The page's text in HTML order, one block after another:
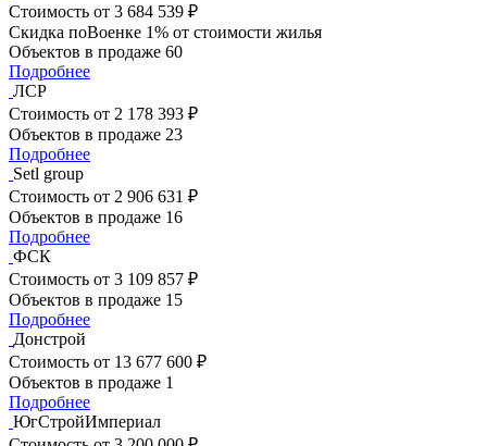
Стоимость от 3 684 539 ₽
Скидка поВоенке 1% от стоимости жилья
Объектов в продаже 60
Подробнее
ЛСР
Стоимость от 2 178 393 ₽
Объектов в продаже 23
Подробнее
Setl group
Стоимость от 2 906 631 ₽
Объектов в продаже 16
Подробнее
ФСК
Стоимость от 3 109 857 ₽
Объектов в продаже 15
Подробнее
Донстрой
Стоимость от 13 677 600 ₽
Объектов в продаже 1
Подробнее
ЮгСтройИмпериал